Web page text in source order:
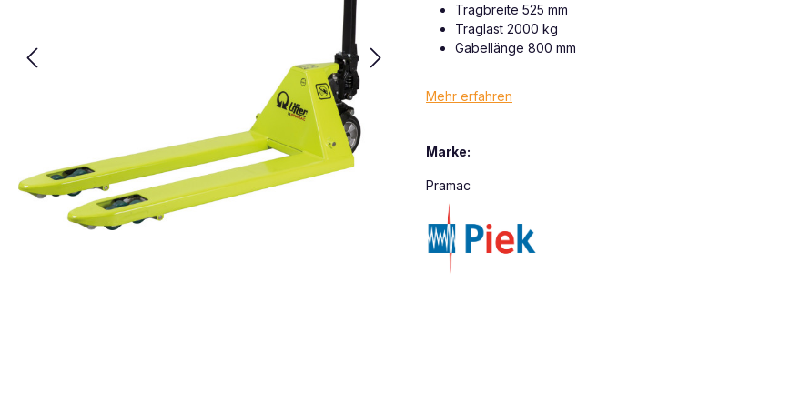
Tragbreite 525 mm
Traglast 2000 kg
Gabellänge 800 mm
Mehr erfahren
Marke:
Pramac